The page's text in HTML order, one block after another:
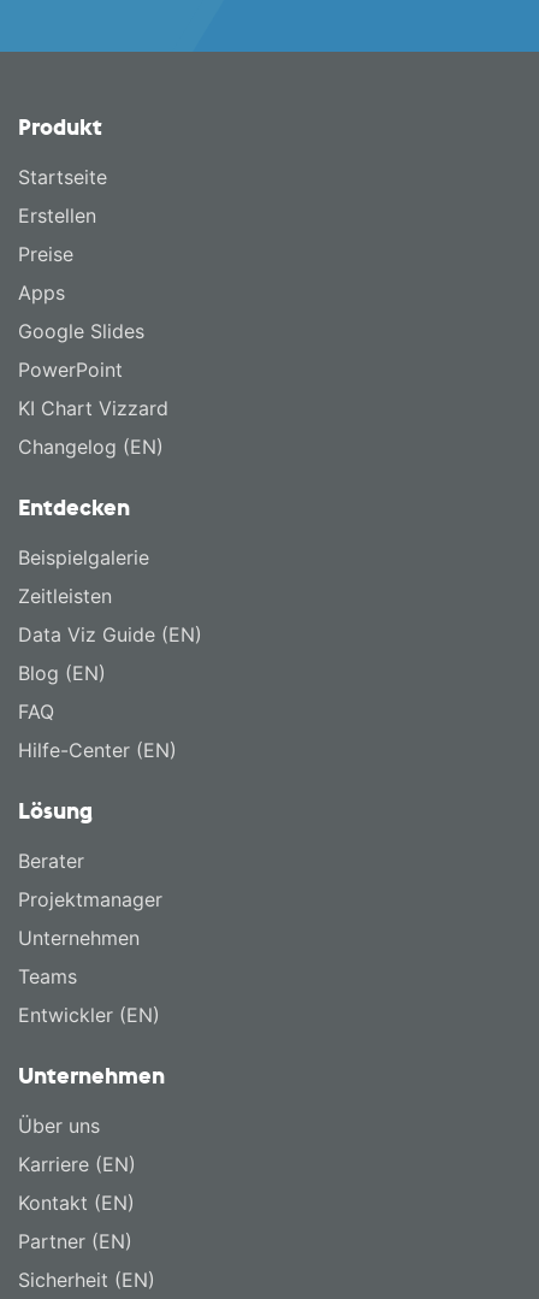
Produkt
Startseite
Erstellen
Preise
Apps
Google Slides
PowerPoint
KI Chart Vizzard
Changelog (EN)
Entdecken
Beispielgalerie
Zeitleisten
Data Viz Guide (EN)
Blog (EN)
FAQ
Hilfe-Center (EN)
Lösung
Berater
Projektmanager
Unternehmen
Teams
Entwickler (EN)
Unternehmen
Über uns
Karriere (EN)
Kontakt (EN)
Partner (EN)
Sicherheit (EN)